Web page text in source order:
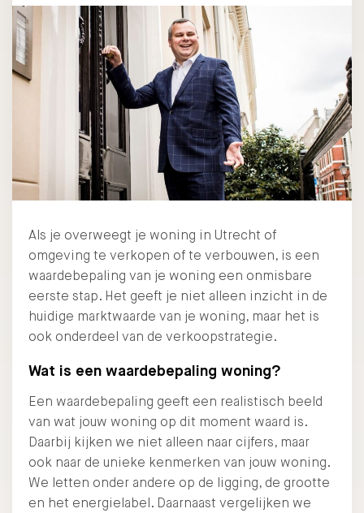
Als je overweegt je woning in Utrecht of
omgeving te verkopen of te verbouwen, is een
waardebepaling van je woning een onmisbare
eerste stap. Het geeft je niet alleen inzicht in de
huidige marktwaarde van je woning, maar het is
ook onderdeel van de verkoopstrategie.
Wat is een waardebepaling woning?
Een waardebepaling geeft een realistisch beeld
van wat jouw woning op dit moment waard is.
Daarbij kijken we niet alleen naar cijfers, maar
ook naar de unieke kenmerken van jouw woning.
We letten onder andere op de ligging, de grootte
en het energielabel. Daarnaast vergelijken we